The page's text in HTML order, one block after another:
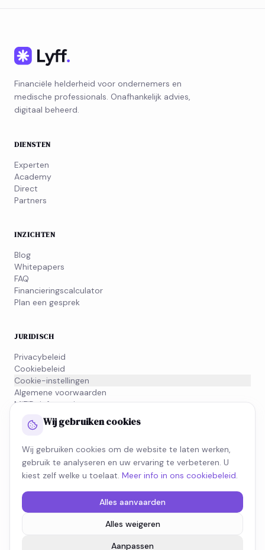
Financiële helderheid voor ondernemers en
medische professionals. Onafhankelijk advies,
digitaal beheerd.
DIENSTEN
Experten
Academy
Direct
Partners
INZICHTEN
Blog
Whitepapers
FAQ
Financieringscalculator
Plan een gesprek
JURIDISCH
Privacybeleid
Cookiebeleid
Cookie-instellingen
Algemene voorwaarden
MiFID-informatie
Schrijf je in voor onze nieuwsbrief en blijf op de hoogte van
wat beweegt in de fiscale wereld.
Alle rechten voorbehouden.
Wij gebruiken cookies
Wij gebruiken cookies om de website te laten werken,
gebruik te analyseren en uw ervaring te verbeteren. U
kiest zelf welke u toelaat. Meer info in ons cookiebeleid.
Alles aanvaarden
Alles weigeren
Aanpassen